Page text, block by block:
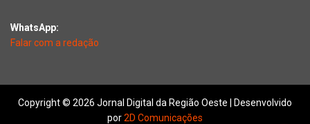
WhatsApp:
Falar com a redação
Copyright © 2026 Jornal Digital da Região Oeste | Desenvolvido
por2D Comunicações